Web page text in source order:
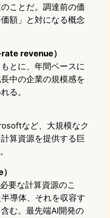
ことだ。調達前の価
額」と対になる概念
revenue）
とに、年間ベースに
中の企業の規模感を
る。
など、大規模なク
算資源を提供する巨
要な計算資源のこ
導体、それを収容す
む。最先端AI開発の